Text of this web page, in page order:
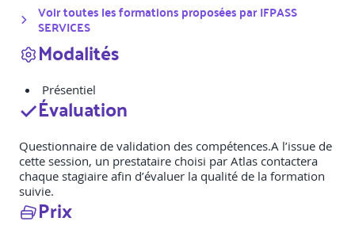
Voir toutes les formations proposées parIFPASS
SERVICES
Modalités
Présentiel
Évaluation
Questionnaire de validation des compétences.A l’issue de
cette session, un prestataire choisi par Atlas contactera
chaque stagiaire afin d’évaluer la qualité de la formation
suivie.
Prix